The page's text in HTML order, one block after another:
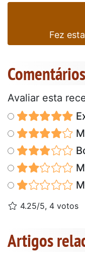
Fez
Comentários
Avaliar esta
4.25/5, 4 votos
Artigos